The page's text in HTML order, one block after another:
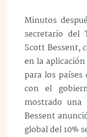
Minutos
secretario del
Scott Bessent,
en la
para los
con el
mostrado una
Bessent
global del 10%